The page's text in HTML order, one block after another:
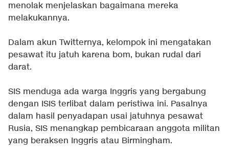
menolak menjelaskan bagaimana mereka
melakukannya.
Dalam akun Twitternya, kelompok ini mengatakan
pesawat itu jatuh karena bom, bukan rudal dari
darat.
SIS menduga ada warga Inggris yang bergabung
dengan ISIS terlibat dalam peristiwa ini. Pasalnya
dalam hasil penyadapan usai jatuhnya pesawat
Rusia, SIS menangkap pembicaraan anggota militan
yang beraksen Inggris atau Birmingham.